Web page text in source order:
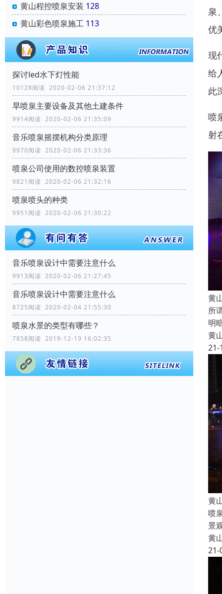
黄山程控喷泉安装 128
黄山彩色喷泉施工 113
探讨led水下灯性能
10128阅读 2020-02-06 21:37:12
旱喷泉主要设备及其他土建条件
9914阅读 2020-02-06 21:35:09
音乐喷泉摇摆机构分类原理
9970阅读 2020-02-06 21:33:36
喷泉公司使用的数控喷泉装置
9821阅读 2020-02-06 21:32:16
喷泉喷头的种类
9951阅读 2020-02-06 21:30:22
音乐喷泉设计中需要注意什么
9913阅读 2020-02-06 21:27:45
音乐喷泉设计中需要注意什么
8725阅读 2020-02-04 21:55:30
喷泉水景的类型有哪些？
7858阅读 2019-12-19 16:02:35
泉
优
现
给
此
喷
射
黄
所
明
黄
21-
黄
喷
景
黄
21-